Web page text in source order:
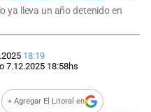
ya lleva un año detenido en
18:19
7.12.2025 18:58hs
+ Agregar El Litoral en